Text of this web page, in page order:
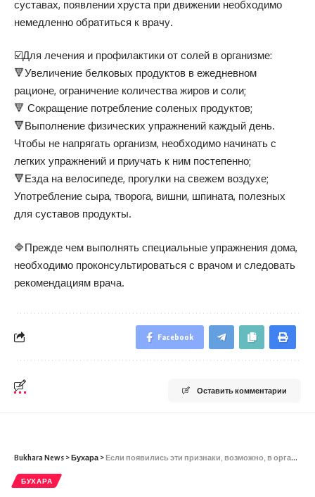
суставах, появлении хруста при движении необходимо
немедленно обратиться к врачу.
☑️Для лечения и профилактики от солей в организме:
🔻Увеличение белковых продуктов в ежедневном
рационе, ограничение количества жиров и соли;
🔻 Сокращение потребление соленых продуктов;
🔻Выполнение физических упражнений каждый день.
Чтобы не напрягать организм, необходимо начинать с
легких упражнений и приучать к ним постепенно;
🔻Езда на велосипеде, прогулки на свежем воздухе;
Употребление сыра, творога, вишни, шпината, полезных
для суставов продукты.
🔷Прежде чем выполнять специальные упражнения дома,
необходимо проконсультироваться с врачом и следовать
рекомендациям врача.
Facebook
Оставить комментарии
Bukhara News >Бухара >Если появились эти признаки, возможно, в организме есть глисты
БУХАРА